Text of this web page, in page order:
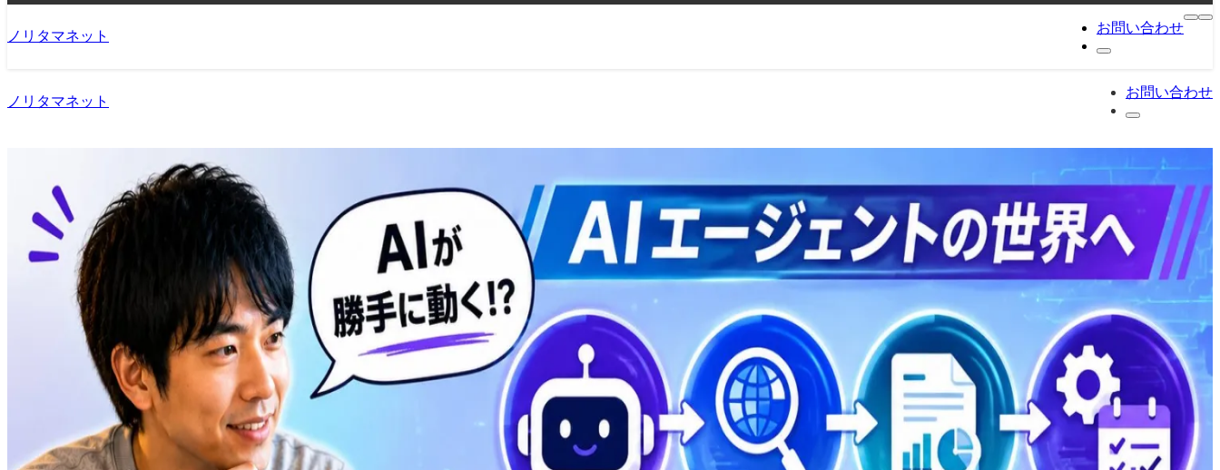
ノリタマネット
お問い合わせ
ノリタマネット
お問い合わせ